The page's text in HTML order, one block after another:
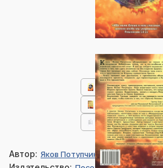
Автор: Яков Потупчик